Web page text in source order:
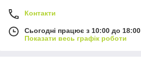
Контакти
Сьогодні працює з 10:00 до 18:00
Показати весь графік роботи